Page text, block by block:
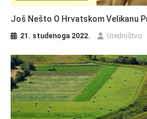
Još Nešto O Hrvatskom Velikanu
21. studenoga 2022. Uredništvo